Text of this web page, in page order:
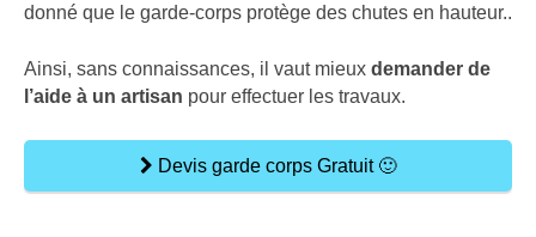
donné que le garde-corps protège des chutes en hauteur..
Ainsi, sans connaissances, il vaut mieux demander de
l’aide à un artisan pour effectuer les travaux.
Devis garde corps Gratuit 🙂